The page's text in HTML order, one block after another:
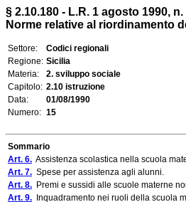
§ 2.10.180 - L.R. 1 agosto 1990, n.
Norme relative al riordinamento
Settore:
Codici regionali
Regione: Sicilia
Materia:
2. sviluppo sociale
Capitolo: 2.10 istruzione
Data:
01/08/1990
Numero: 15
Sommario
Art. 6. Assistenza scolastica nella scuola
Art. 7. Spese per assistenza agli alunni.
Art. 8. Premi e sussidi alle scuole materne
Art. 9. Inquadramento nei ruoli della scuola